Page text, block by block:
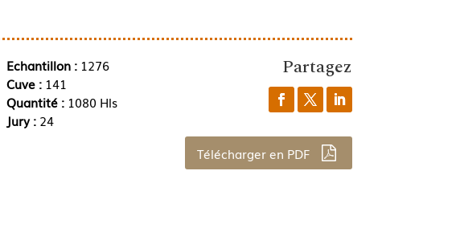
Echantillon :1276
Cuve : 141
Quantité : 1080 Hls
Jury : 24
Partagez
Télécharger en PDF